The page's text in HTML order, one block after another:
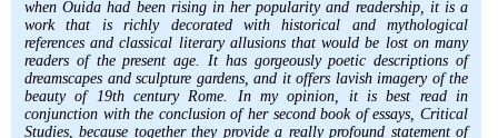
Links
Impressum
when Ouida had been rising in her popularity and readership, it is a
work that is richly decorated with historical and mythological
references and classical literary allusions that would be lost on many
readers of the present age. It has gorgeously poetic descriptions of
dreamscapes and sculpture gardens, and it offers lavish imagery of the
beauty of 19th century Rome. In my opinion, it is best read in
conjunction with the conclusion of her second book of essays, Critical
Studies, because together they provide a really profound statement of